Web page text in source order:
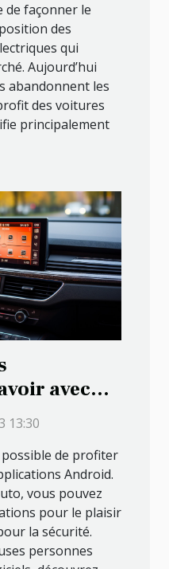
de façonner le
des
qui
Aujourd’hui
abandonnent les
des voitures
principalement
avec
13:30
de profiter
Android.
vous pouvez
pour le plaisir
la sécurité.
personnes